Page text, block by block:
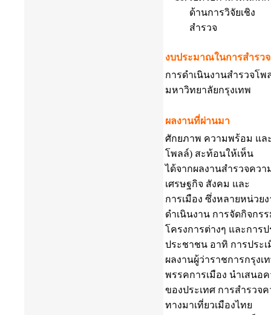
ด้านการวิจัยเชิง
สำรวจ
งบประมาณในการสำรวจ
การดำเนินงานสำรวจโ
มหาวิทยาลัยกรุงเทพ
ผลงานที่ผ่านมา
ศักยภาพ ความพร้อม แล
โพลล์) สะท้อนให้เห็น
ได้จากผลงานสำรวจคว
เศรษฐกิจ สังคม และ
การเมือง ซึ่งหลายหน่ว
ดำเนินงาน การจัดกิจกร
โครงการต่างๆ และการ
ประชาชน อาทิ การประเ
ผลงานผู้ว่าราชการกรุง
พรรคการเมือง นำเสนอ
ของประเทศ การสำรวจ
ทางมาเที่ยวเมืองไทย